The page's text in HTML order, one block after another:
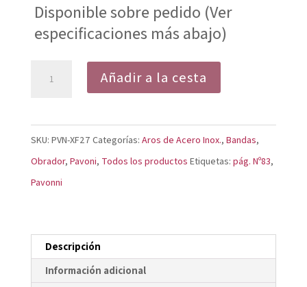
Disponible sobre pedido (Ver
especificaciones más abajo)
Inoxidable
Microperforado
XF27
Añadir a la cesta
SKU: PVN-XF27 Categorías: Aros de Acero Inox., Bandas,
Obrador, Pavoni, Todos los productos Etiquetas: pág. Nº83,
Pavonni
Descripción
Información adicional